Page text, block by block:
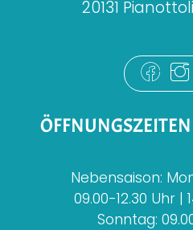
20131
Nebensaison:
09.00-12.30 Uhr |
Sonntag: